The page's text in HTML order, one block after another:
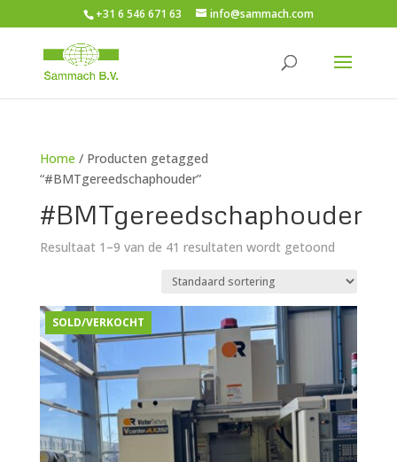
+31 6 546 671 63 info@sammach.com
Home / Producten getagged
“#BMTgereedschaphouder”
#BMTgereedschaphouder
Resultaat 1–9 van de 41 resultaten wordt getoond
SOLD/VERKOCHT